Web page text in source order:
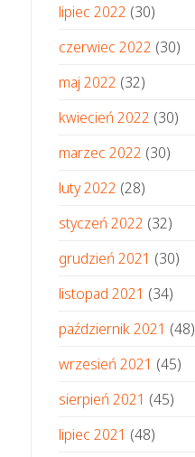
lipiec 2022 (30)
czerwiec 2022 (30)
maj 2022 (32)
kwiecień 2022 (30)
marzec 2022 (30)
luty 2022 (28)
styczeń 2022 (32)
grudzień 2021 (30)
listopad 2021 (34)
październik 2021 (48)
wrzesień 2021 (45)
sierpień 2021 (45)
lipiec 2021 (48)